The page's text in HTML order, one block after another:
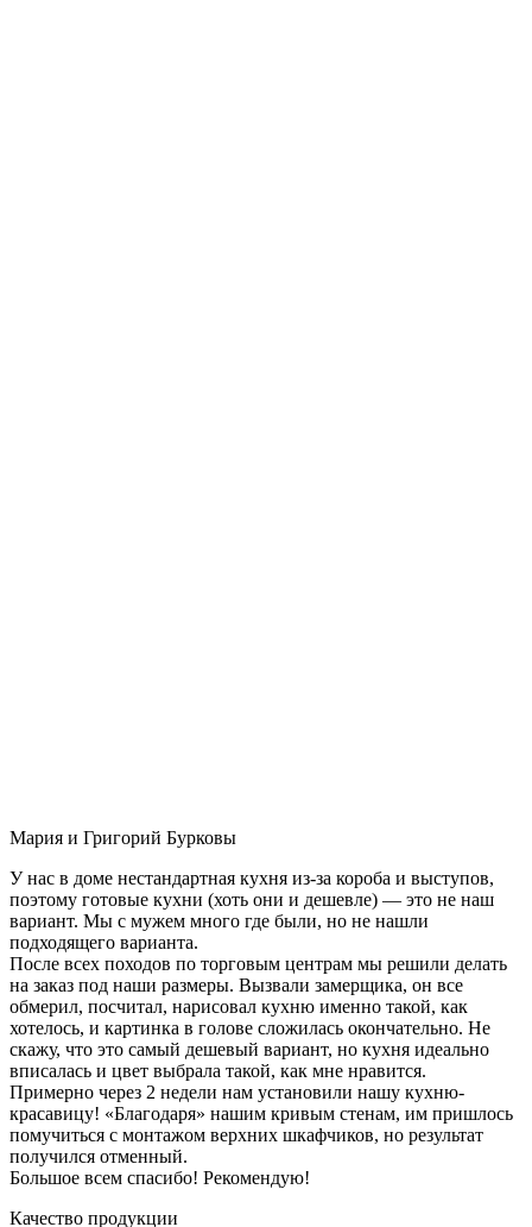
Мария и Григорий Бурковы
У нас в доме нестандартная кухня из-за короба и выступов,
поэтому готовые кухни (хоть они и дешевле) — это не наш
вариант. Мы с мужем много где были, но не нашли
подходящего варианта.
После всех походов по торговым центрам мы решили делать
на заказ под наши размеры. Вызвали замерщика, он все
обмерил, посчитал, нарисовал кухню именно такой, как
хотелось, и картинка в голове сложилась окончательно. Не
скажу, что это самый дешевый вариант, но кухня идеально
вписалась и цвет выбрала такой, как мне нравится.
Примерно через 2 недели нам установили нашу кухню-
красавицу! «Благодаря» нашим кривым стенам, им пришлось
помучиться с монтажом верхних шкафчиков, но результат
получился отменный.
Большое всем спасибо! Рекомендую!
Качество продукции